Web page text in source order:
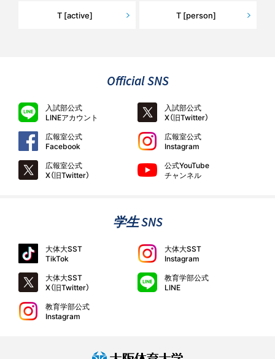
T [active] T [person]
Official SNS
入試部公式
LINEアカウント
入試部公式
X（旧Twitter）
広報室公式
Facebook
広報室公式
Instagram
広報室公式
X（旧Twitter）
公式YouTube
チャンネル
学生 SNS
大体大SST
TikTok
大体大SST
Instagram
大体大SST
X（旧Twitter）
教育学部公式
LINE
教育学部公式
Instagram